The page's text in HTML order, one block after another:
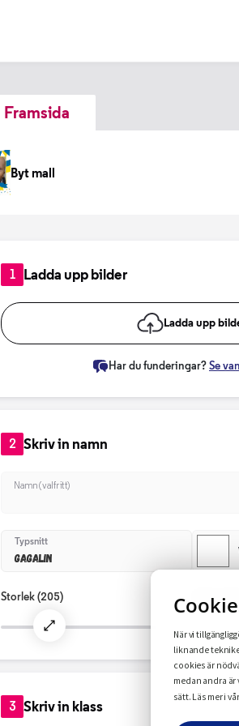
Framsida
Byt mall
1 Ladda upp bilder
Ladda upp
Har du funderingar?Se
2 Skriv in namn
Namn (valfritt)
Typsnitt
Gagalin
Storlek(205) Rotera
3 Skriv in klass
När vi
liknande
cookies är
medan andra
sätt. Läs mer i vår